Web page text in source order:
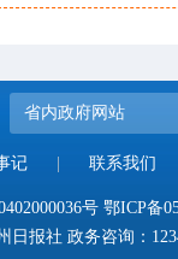
省内政府网站
记 联系我们
号 鄂ICP备
报社 政务咨询：